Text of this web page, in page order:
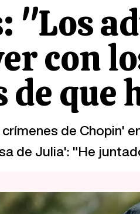
"Los
con
de que
de Chopin'
de Julia': "He